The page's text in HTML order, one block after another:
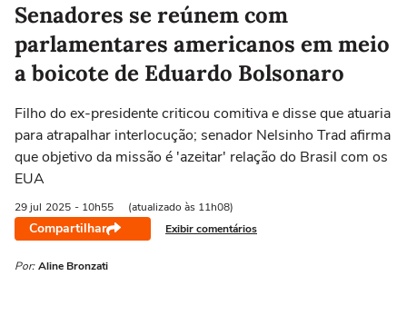
Senadores se reúnem com
parlamentares americanos em meio
a boicote de Eduardo Bolsonaro
Filho do ex-presidente criticou comitiva e disse que atuaria
para atrapalhar interlocução; senador Nelsinho Trad afirma
que objetivo da missão é 'azeitar' relação do Brasil com os
EUA
29 jul 2025 - 10h55 (atualizado às 11h08)
Compartilhar Exibir comentários
Por: Aline Bronzati